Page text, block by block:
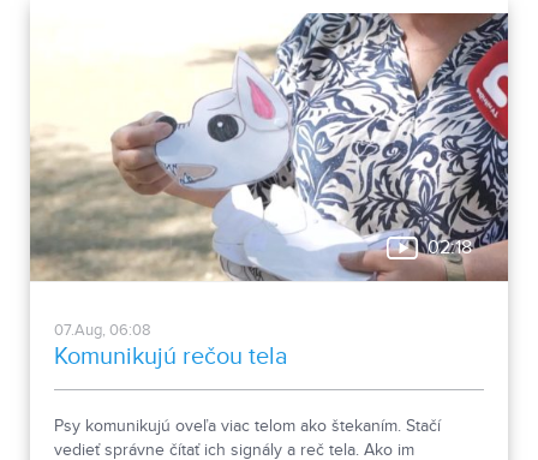
02:18
07.Aug, 06:08
Komunikujú rečou tela
Psy komunikujú oveľa viac telom ako štekaním. Stačí
vedieť správne čítať ich signály a reč tela. Ako im